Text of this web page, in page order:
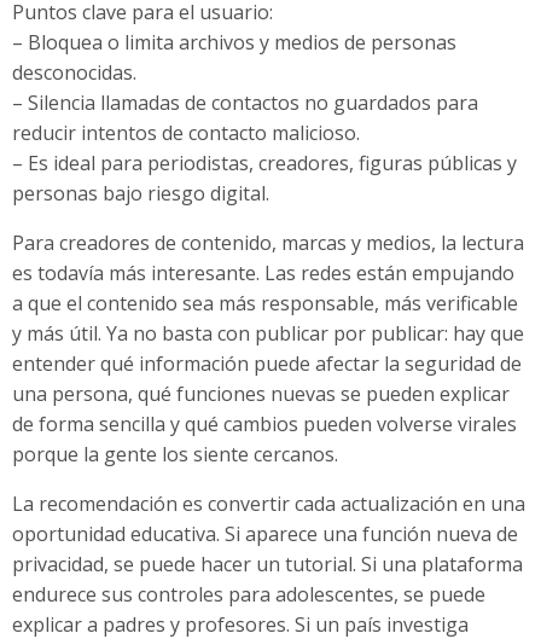
Puntos clave para el usuario:
– Bloquea o limita archivos y medios de personas
desconocidas.
– Silencia llamadas de contactos no guardados para
reducir intentos de contacto malicioso.
– Es ideal para periodistas, creadores, figuras públicas y
personas bajo riesgo digital.
Para creadores de contenido, marcas y medios, la lectura
es todavía más interesante. Las redes están empujando
a que el contenido sea más responsable, más verificable
y más útil. Ya no basta con publicar por publicar: hay que
entender qué información puede afectar la seguridad de
una persona, qué funciones nuevas se pueden explicar
de forma sencilla y qué cambios pueden volverse virales
porque la gente los siente cercanos.
La recomendación es convertir cada actualización en una
oportunidad educativa. Si aparece una función nueva de
privacidad, se puede hacer un tutorial. Si una plataforma
endurece sus controles para adolescentes, se puede
explicar a padres y profesores. Si un país investiga